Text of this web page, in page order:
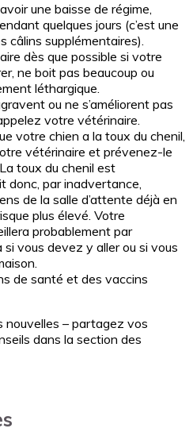
une baisse de régime,
quelques jours (c’est une
câlins supplémentaires).
dès que possible si votre
ne boit pas beaucoup ou
léthargique.
ou ne s’améliorent pas
votre vétérinaire.
votre chien a la toux du chenil,
vétérinaire et prévenez-le
toux du chenil est
donc, par inadvertance,
de la salle d’attente déjà en
plus élevé. Votre
probablement par
vous devez y aller ou si vous
de santé et des vaccins
nouvelles – partagez vos
dans la section des